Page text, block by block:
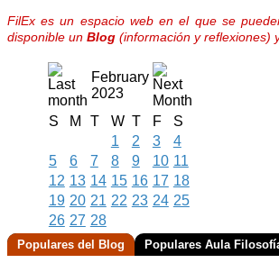
FilEx es un espacio web en el que se
disponible un Blog (información y reflexiones)
February
2023
S
M T W T F
S
1
2 3
4
5
6 7 8 9 10 11
12 13 14 15 16 17 18
19 20 21 22 23 24 25
26 27 28
Populares del Blog Populares Aula